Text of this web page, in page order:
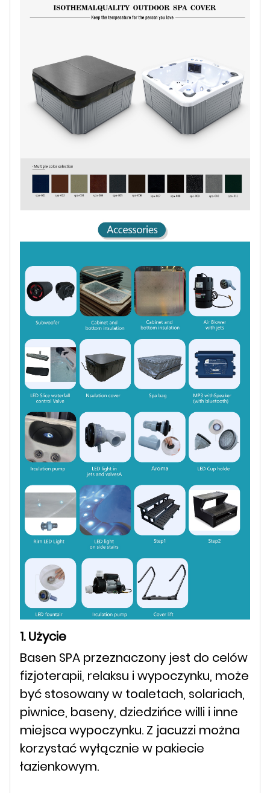
1. Użycie
Basen SPA przeznaczony jest do celów
fizjoterapii, relaksu i wypoczynku, może
być stosowany w toaletach, solariach,
piwnice, baseny, dziedzińce willi i inne
miejsca wypoczynku. Z jacuzzi można
korzystać wyłącznie w pakiecie
łazienkowym.